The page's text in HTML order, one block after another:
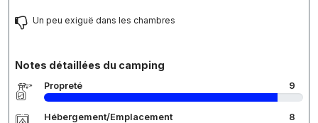
Un peu exiguë dans les chambres
Notes détaillées du camping
Propreté 9
Hébergement/Emplacement 8